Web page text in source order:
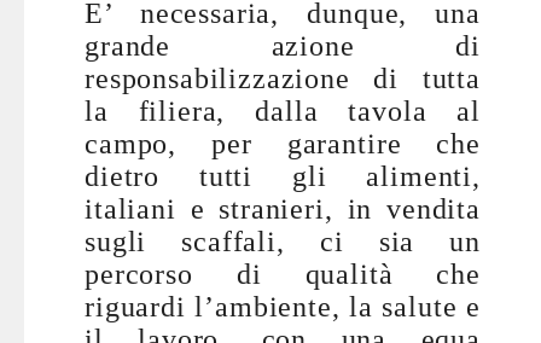
E’ necessaria, dunque, una
grande azione di
responsabilizzazione di tutta
la filiera, dalla tavola al
campo, per garantire che
dietro tutti gli alimenti,
italiani e stranieri, in vendita
sugli scaffali, ci sia un
percorso di qualità che
riguardi l’ambiente, la salute e